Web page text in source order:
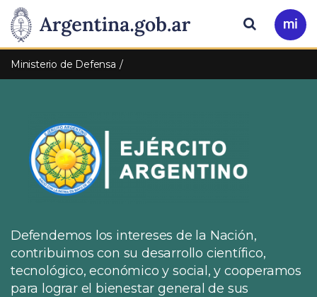
Presidencia
de
Nación
Pasar al contenido principal
Ir
a
Buscar
Ministerio de Defensa
Defendemos los intereses de la Nación,
contribuimos con su desarrollo científico,
tecnológico, económico y social, y cooperamos
para lograr el bienestar general de sus